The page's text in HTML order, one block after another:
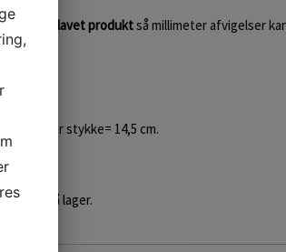
håndlavet produktså millimeter afvigelser
i Ø.
og læder stykke= 14,5 cm.
er på lager.